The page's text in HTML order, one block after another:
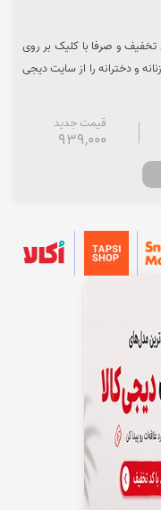
و صرفا با کلیک بر روی
و دخترانه را از سایت دیجی
قیمت جدید
939,000